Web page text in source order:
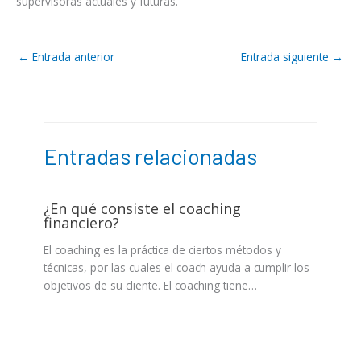
← Entrada anterior Entrada siguiente →
Entradas relacionadas
¿En qué consiste el coaching
financiero?
El coaching es la práctica de ciertos métodos y
técnicas, por las cuales el coach ayuda a cumplir los
objetivos de su cliente. El coaching tiene…